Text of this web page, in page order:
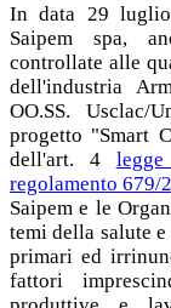
In data 29
Saipem spa,
controllate alle
dell'industria
OO.SS. Usclac/
progetto "Smart
dell'art. 4
regolamento 679/
Saipem e le
temi della salute
primari ed
fattori